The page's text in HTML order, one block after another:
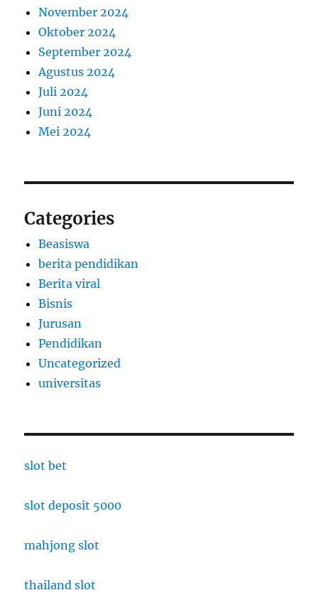
November 2024
Oktober 2024
September 2024
Agustus 2024
Juli 2024
Juni 2024
Mei 2024
Categories
Beasiswa
berita pendidikan
Berita viral
Bisnis
Jurusan
Pendidikan
Uncategorized
universitas
slot bet
slot deposit 5000
mahjong slot
thailand slot